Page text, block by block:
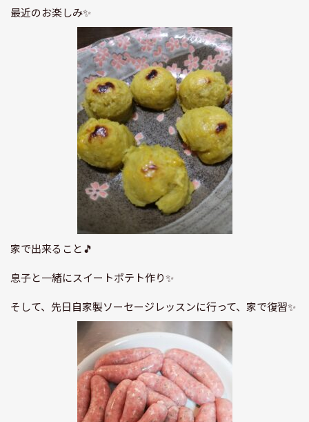
最近のお楽しみ✨
家で出来ること🎵
息子と一緒にスイートポテト作り✨
そして、先日自家製ソーセージレッスンに行って、家で復習✨